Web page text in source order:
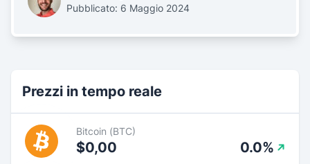
Pubblicato: 6 Maggio 2024
Prezzi in tempo reale
Bitcoin (BTC)
$0,00 0.0%